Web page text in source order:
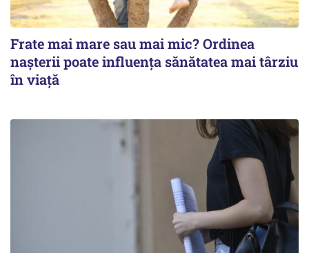
Frate mai mare sau mai mic? Ordinea
nașterii poate influența sănătatea mai târziu
în viață